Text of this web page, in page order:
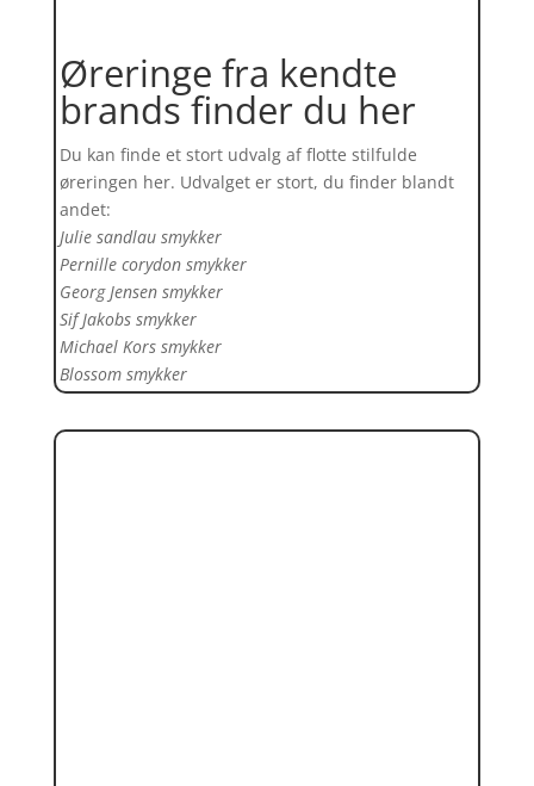
Øreringe fra kendte
brands finder du her
Du kan finde et stort udvalg af flotte stilfulde
øreringen her. Udvalget er stort, du finder blandt
andet:
Julie sandlau smykker
Pernille corydon smykker
Georg Jensen smykker
Sif Jakobs smykker
Michael Kors smykker
Blossom smykker